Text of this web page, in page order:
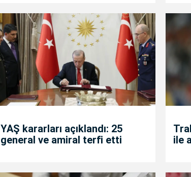
YAŞ kararları açıklandı: 25
general ve amiral terfi etti
ile